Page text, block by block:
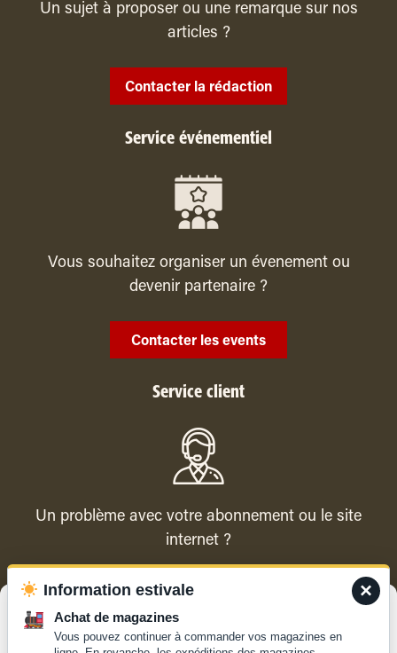
Pour offrir les meilleures expériences, nous utilisons des technologies
Un sujet à proposer ou une remarque sur nos
articles ?
Contacter la rédaction
Service événementiel
Vous souhaitez organiser un évenement ou
devenir partenaire ?
Contacter les events
Service client
Un problème avec votre abonnement ou le site
internet ?
Contacter le service client ×
Information estivale
Achat de magazines
Vous pouvez continuer à commander vos magazines en